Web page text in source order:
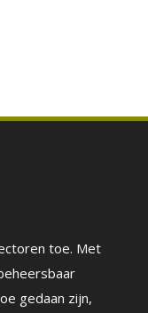
toe. Met
gedaan zijn,